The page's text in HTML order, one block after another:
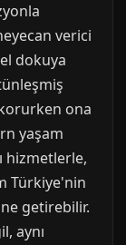
verici
dokuya
ona
yaşam
hizmetlerle,
Türkiye'nin
getirebilir.
aynı